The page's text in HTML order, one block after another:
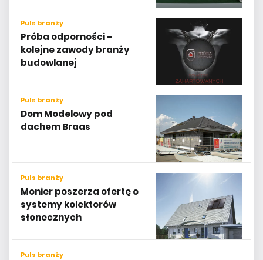
Puls branży
Próba odporności -
kolejne zawody branży
budowlanej
Puls branży
Dom Modelowy pod
dachem Braas
Puls branży
Monier poszerza ofertę o
systemy kolektorów
słonecznych
Puls branży